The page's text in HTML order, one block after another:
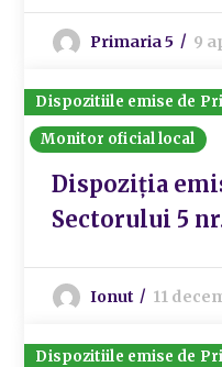
Primaria 5 9
Dispozitiile emise de
Monitor oficial local
Dispoziția
Sectorului 5
Ionut 11
Dispozitiile emise de